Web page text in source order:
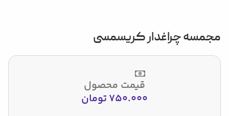
مجمسه چراغدار کریسمسی
قیمت محصول
750.000تومان